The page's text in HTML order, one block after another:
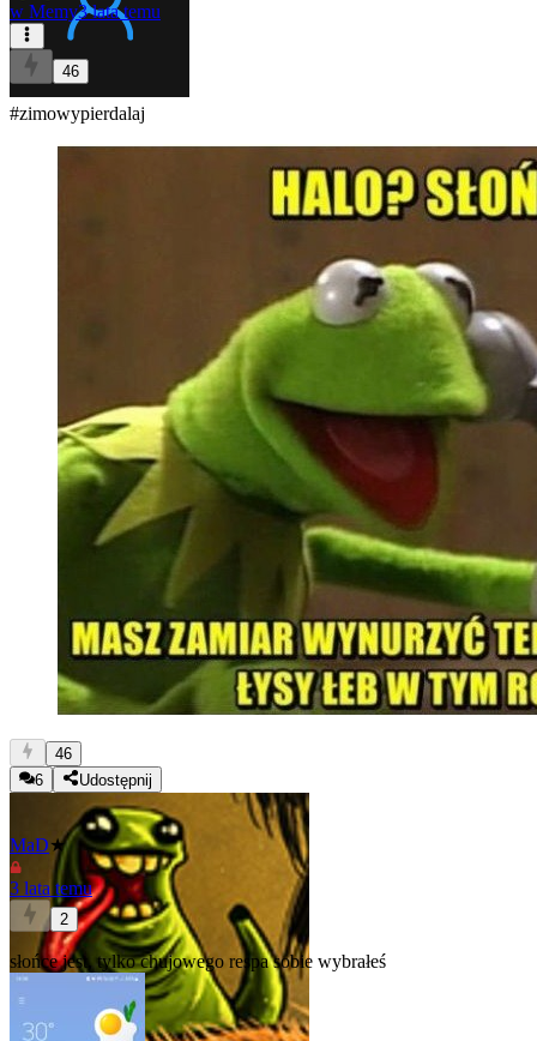
w Memy3 lata temu
46
#zimowypierdalaj
46
6
Udostępnij
MaD★
3 lata temu
2
słońce jest, tylko chujowego respa sobie wybrałeś